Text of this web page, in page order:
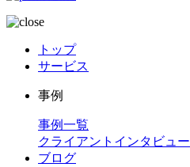
トップ
サービス
事例
事例一覧
クライアントインタビュー
ブログ